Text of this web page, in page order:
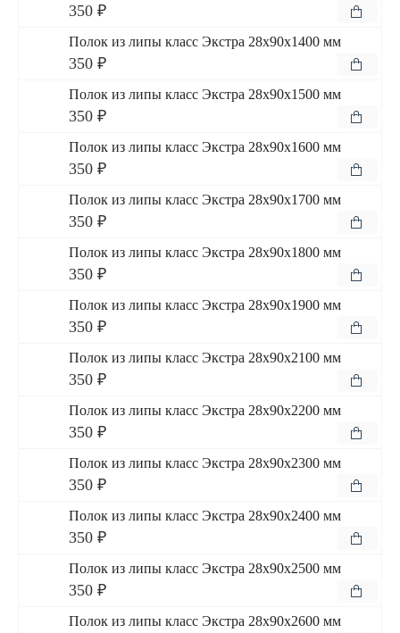
350 ₽
Полок из липы класс Экстра 28x90x1400 мм
350 ₽
Полок из липы класс Экстра 28x90x1500 мм
350 ₽
Полок из липы класс Экстра 28x90x1600 мм
350 ₽
Полок из липы класс Экстра 28x90x1700 мм
350 ₽
Полок из липы класс Экстра 28x90x1800 мм
350 ₽
Полок из липы класс Экстра 28x90x1900 мм
350 ₽
Полок из липы класс Экстра 28x90x2100 мм
350 ₽
Полок из липы класс Экстра 28x90x2200 мм
350 ₽
Полок из липы класс Экстра 28x90x2300 мм
350 ₽
Полок из липы класс Экстра 28x90x2400 мм
350 ₽
Полок из липы класс Экстра 28x90x2500 мм
350 ₽
Полок из липы класс Экстра 28x90x2600 мм